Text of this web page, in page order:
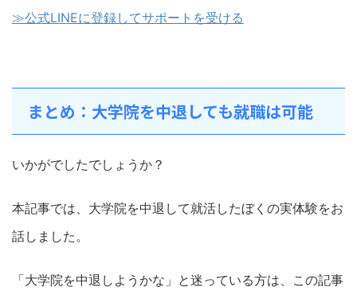
≫公式LINEに登録してサポートを受ける
まとめ：大学院を中退しても就職は可能
いかがでしたでしょうか？
本記事では、大学院を中退して就活したぼくの実体験をお
話しました。
「大学院を中退しようかな」と迷っている方は、この記事